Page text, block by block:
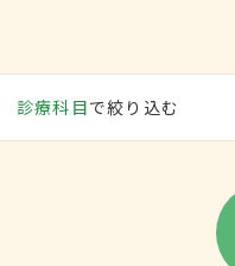
診療科目で絞り込む